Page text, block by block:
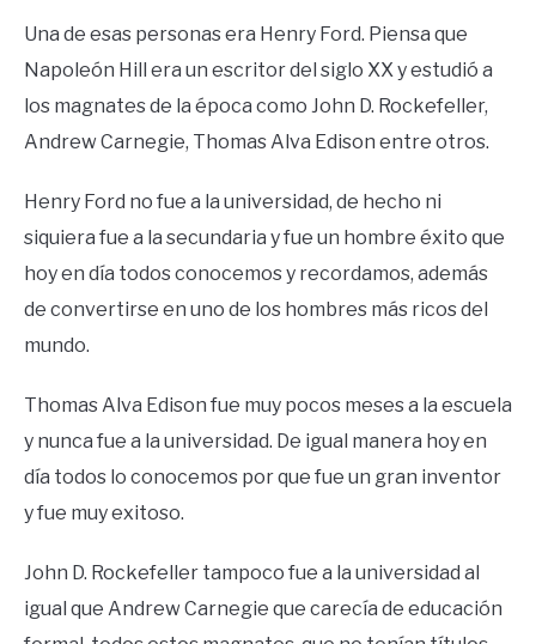
Una de esas personas era Henry Ford. Piensa que
Napoleón Hill era un escritor del siglo XX y estudió a
los magnates de la época como John D. Rockefeller,
Andrew Carnegie, Thomas Alva Edison entre otros.
Henry Ford no fue a la universidad, de hecho ni
siquiera fue a la secundaria y fue un hombre éxito que
hoy en día todos conocemos y recordamos, además
de convertirse en uno de los hombres más ricos del
mundo.
Thomas Alva Edison fue muy pocos meses a la escuela
y nunca fue a la universidad. De igual manera hoy en
día todos lo conocemos por que fue un gran inventor
y fue muy exitoso.
John D. Rockefeller tampoco fue a la universidad al
igual que Andrew Carnegie que carecía de educación